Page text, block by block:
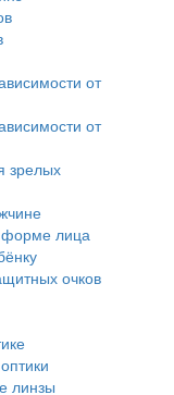
от
от
зрелых
форме лица
очков
линзы